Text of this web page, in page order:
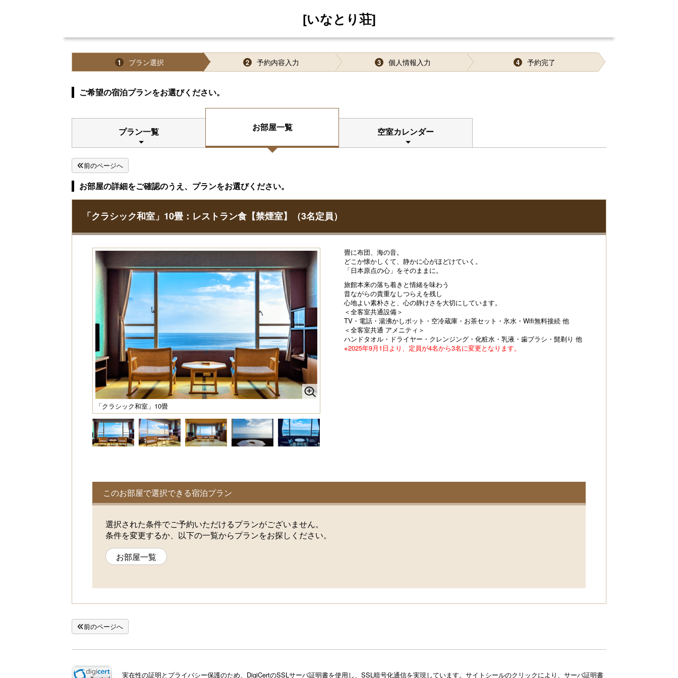
[いなとり荘]
1 プラン選択 2 予約内容入力 3 個人情報入力 4 予約完了
ご希望の宿泊プランをお選びください。
プラン一覧 お部屋一覧 空室カレンダー
前のページへ
お部屋の詳細をご確認のうえ、プランをお選びください。
「クラシック和室」10畳：レストラン食【禁煙室】（3名定員）
「クラシック和室」10畳
畳に布団、海の音。
どこか懐かしくて、静かに心がほどけていく。
「日本原点の心」をそのままに。
旅館本来の落ち着きと情緒を味わう
昔ながらの貴重なしつらえを残し
心地よい素朴さと、心の静けさを大切にしています。
＜全客室共通設備＞
TV・電話・湯沸かしポット・空冷蔵庫・お茶セット・氷水・Wifi無料接続 他
＜全客室共通 アメニティ＞
ハンドタオル・ドライヤー・クレンジング・化粧水・乳液・歯ブラシ・髭剃り 他
※2025年9月1日より、定員が4名から3名に変更となります。
このお部屋で選択できる宿泊プラン
選択された条件でご予約いただけるプランがございません。
条件を変更するか、以下の一覧からプランをお探しください。
お部屋一覧
前のページへ
実在性の証明とプライバシー保護のため、DigiCertのSSLサーバ証明書を使用し、SSL暗号化通信を実現しています。サイトシールのクリックにより、サーバ証明書